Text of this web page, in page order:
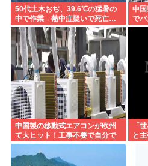
50代土木おぢ、39.6℃の猛暑の
中で作業→熱中症疑いで死亡…
中
で
中国製の移動式エアコンが欧州
て大ヒット！工事不要で自分で
取り付け可、もうこれで良く
ね？
「
と